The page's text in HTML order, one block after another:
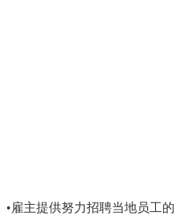
•雇主提供努力招聘当地员工